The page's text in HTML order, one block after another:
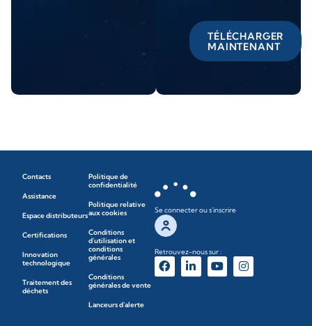
TÉLÉCHARGER
MAINTENANT
Contacts
Assistance
Espace distributeurs
Certifications
Innovation
technologique
Traitement des
déchets
Politique de
confidentialité
Politique relative
aux cookies
Conditions
d'utilisation et
conditions
générales
Conditions
générales de vente
Lanceurs d'alerte
Se connecter ou s'inscrire
Retrouvez-nous sur :